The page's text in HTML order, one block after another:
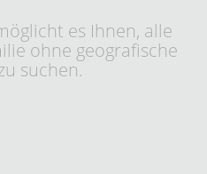
es Ihnen, alle
ohne geografische
suchen.